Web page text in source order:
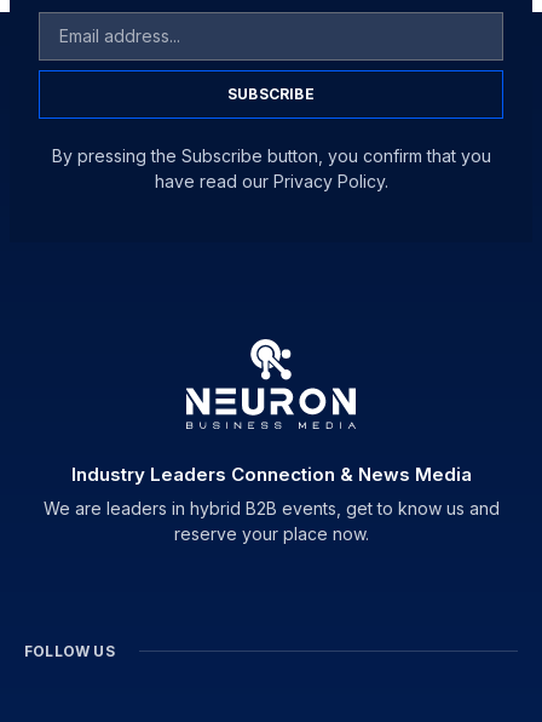
SUBSCRIBE
By pressing the Subscribe button, you confirm that you
have read our Privacy Policy.
Industry Leaders Connection & News Media
We are leaders in hybrid B2B events, get to know us and
reserve your place now.
FOLLOW US